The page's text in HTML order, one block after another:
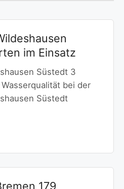
im Einsatz
Süstedt 3
bei der
Süstedt
179